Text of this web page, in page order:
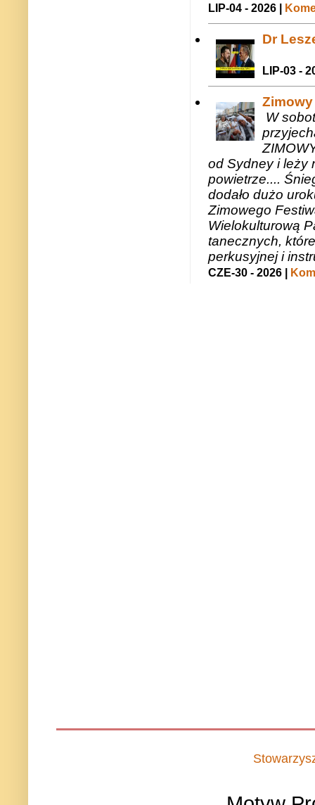
LIP-04 - 2026 |
Dr
LIP-03 -
W
od Sydney i leży
powietrze....
dodało dużo
Zimowego
Wielokulturową
tanecznych,
perkusyjnej i
CZE-30 - 2026 |